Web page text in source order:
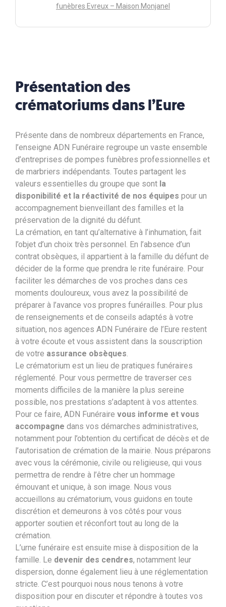
funèbres Evreux – Maison Monjanel
Présentation des
crématoriums dans l’Eure
Présente dans de nombreux départements en France,
l’enseigne ADN Funéraire regroupe un vaste ensemble
d’entreprises de pompes funèbres professionnelles et
de marbriers indépendants. Toutes partagent les
valeurs essentielles du groupe que sont la
disponibilité et la réactivité de nos équipes pour un
accompagnement bienveillant des familles et la
préservation de la dignité du défunt.
La crémation, en tant qu’alternative à l’inhumation, fait
l’objet d’un choix très personnel. En l’absence d’un
contrat obsèques, il appartient à la famille du défunt de
décider de la forme que prendra le rite funéraire. Pour
faciliter les démarches de vos proches dans ces
moments douloureux, vous avez la possibilité de
préparer à l’avance vos propres funérailles. Pour plus
de renseignements et de conseils adaptés à votre
situation, nos agences ADN Funéraire de l’Eure restent
à votre écoute et vous assistent dans la souscription
de votre assurance obsèques
Le crématorium est un lieu de pratiques funéraires
réglementé. Pour vous permettre de traverser ces
moments difficiles de la manière la plus sereine
possible, nos prestations s’adaptent à vos attentes.
Pour ce faire, ADN Funéraire vous informe et vous
accompagne dans vos démarches administratives,
notamment pour l’obtention du certificat de décès et de
l’autorisation de crémation de la mairie. Nous préparons
avec vous la cérémonie, civile ou religieuse, qui vous
permettra de rendre à l’être cher un hommage
émouvant et unique, à son image. Nous vous
accueillons au crématorium, vous guidons en toute
discrétion et demeurons à vos côtés pour vous
apporter soutien et réconfort tout au long de la
crémation.
L’urne funéraire est ensuite mise à disposition de la
famille. Le devenir des cendres, notamment leur
dispersion, donne également lieu à une réglementation
stricte. C’est pourquoi nous nous tenons à votre
disposition pour en discuter et répondre à toutes vos